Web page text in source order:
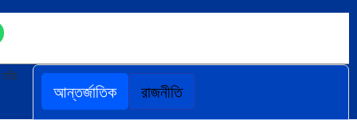
আন্তর্জাতিক রাজনীতি